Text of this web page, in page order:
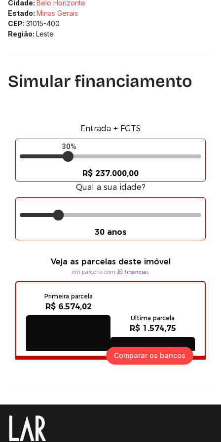
Cidade: Belo Horizonte
Estado: Minas Gerais
CEP: 31015-400
Região: Leste
Simular financiamento
Comparar os bancos